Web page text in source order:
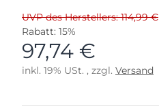
UVP des Herstellers: 114,99 €
Rabatt: 15%
97,74 €
inkl. 19% USt. , zzgl. Versand